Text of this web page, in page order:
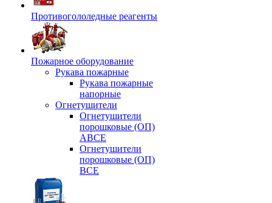
Противогололедные реагенты
Пожарное оборудование
Рукава пожарные
Рукава пожарные
напорные
Огнетушители
Огнетушители
порошковые (ОП)
АВСЕ
Огнетушители
порошковые (ОП)
ВСЕ